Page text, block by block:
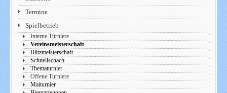
Termine
Spielbetrieb
Interne Turniere
Vereinsmeisterschaft
Blitzmeisterschaft
Schnellschach
Thematurnier
Offene Turniere
Maiturnier